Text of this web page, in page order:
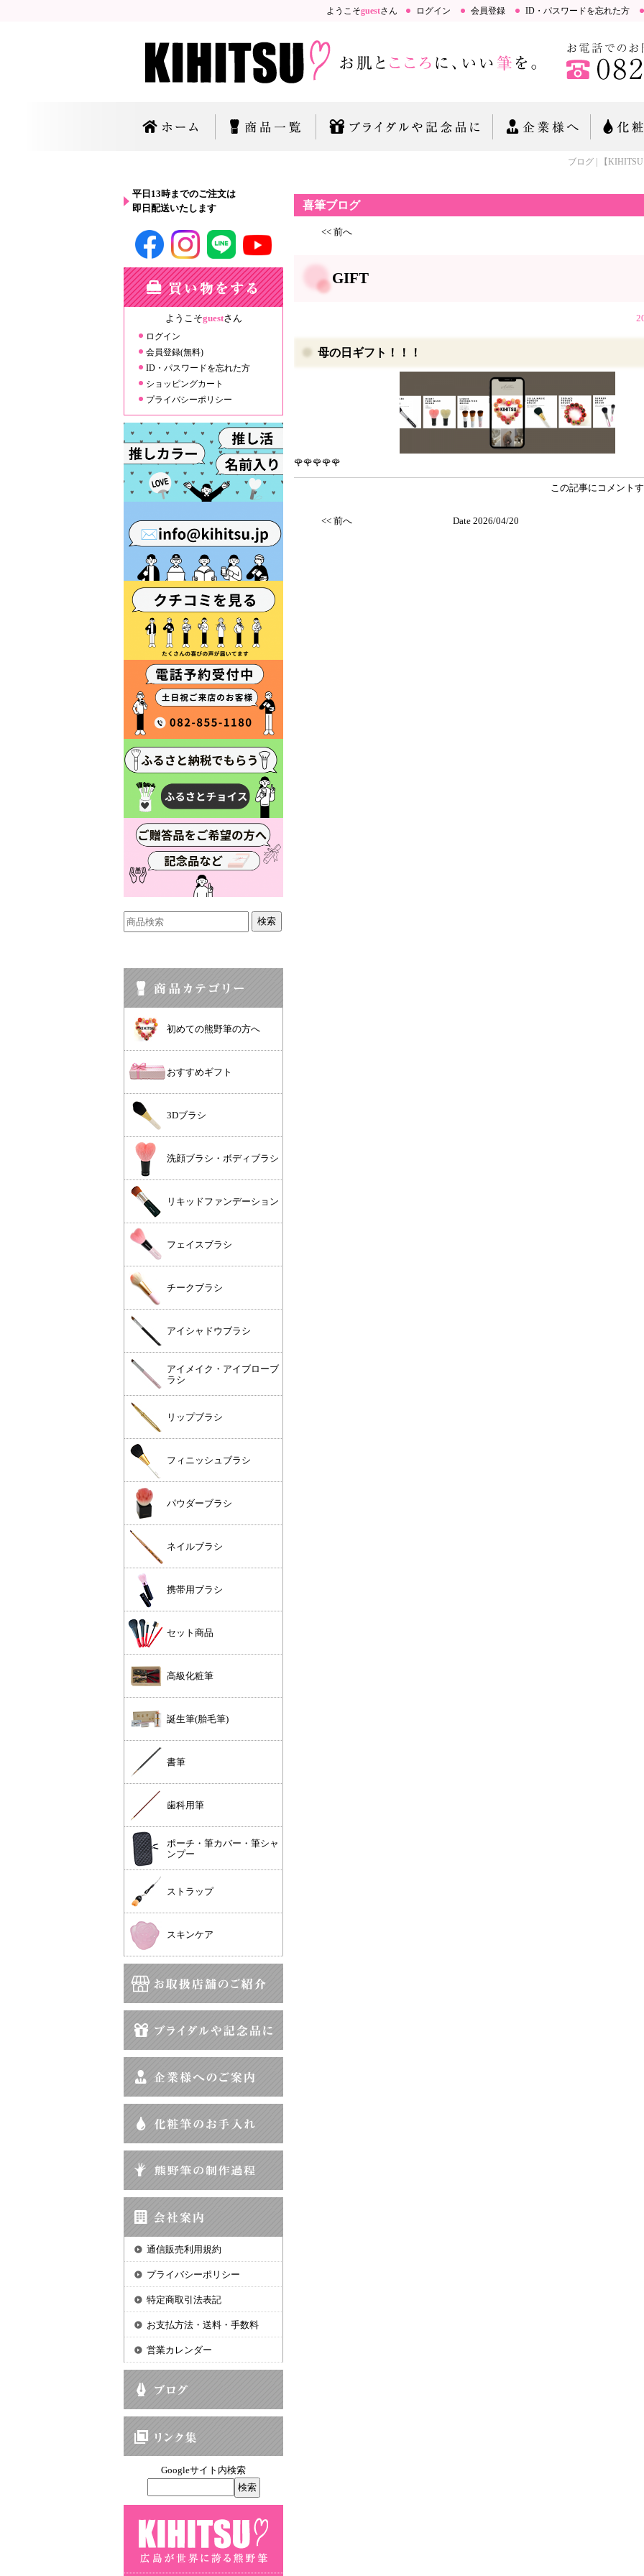
ログイン 会員登録 ID・パスワードを忘れた方
ようこそguestさん
ブログ | 【KIHITSU】通
平日13時までのご注文は
即日配送いたします
ようこそguestさん
ログイン
会員登録(無料)
ID・パスワードを忘れた方
ショッピングカート
プライバシーポリシー
初めての熊野筆の方へ
おすすめギフト
3Dブラシ
洗顔ブラシ・ボディブラシ
リキッドファンデーション
フェイスブラシ
チークブラシ
アイシャドウブラシ
アイメイク・アイブローブ
ラシ
リップブラシ
フィニッシュブラシ
パウダーブラシ
ネイルブラシ
携帯用ブラシ
セット商品
高級化粧筆
誕生筆(胎毛筆)
書筆
歯科用筆
ポーチ・筆カバー・筆シャ
ンプー
ストラップ
スキンケア
通信販売利用規約
プライバシーポリシー
特定商取引法表記
お支払方法・送料・手数料
営業カレンダー
Googleサイト内検索
喜筆ブログ
<< 前へ
GIFT
母の日ギフト！！！
🌹🌹🌹🌹🌹
この記事にコメント
<< 前へ Date 2026/04/20